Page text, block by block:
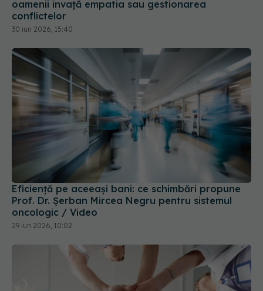
30 iun 2026, 15:40
Eficiență pe aceeași bani: ce schimbări propune
Prof. Dr. Șerban Mircea Negru pentru sistemul
oncologic / Video
29 iun 2026, 10:02